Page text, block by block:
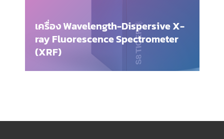
เครื่อง Wavelength-Dispersive X-
ray Fluorescence Spectrometer
(XRF)